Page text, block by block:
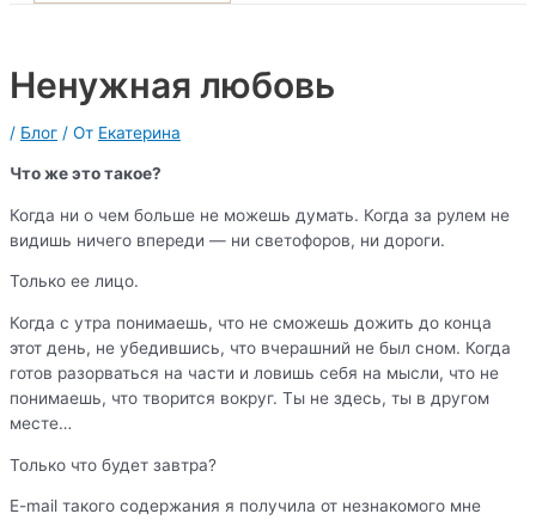
Ненужная любовь
/ Блог / От Екатерина
Что же это такое?
Когда ни о чем больше не можешь думать. Когда за рулем не
видишь ничего впереди — ни светофоров, ни дороги.
Только ее лицо.
Когда с утра понимаешь, что не сможешь дожить до конца
этот день, не убедившись, что вчерашний не был сном. Когда
готов разорваться на части и ловишь себя на мысли, что не
понимаешь, что творится вокруг. Ты не здесь, ты в другом
месте…
Только что будет завтра?
E-mail такого содержания я получила от незнакомого мне